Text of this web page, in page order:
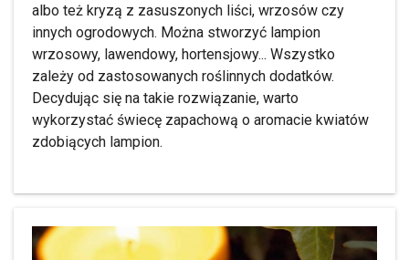
albo też kryzą z zasuszonych liści, wrzosów czy
innych ogrodowych. Można stworzyć lampion
wrzosowy, lawendowy, hortensjowy... Wszystko
zależy od zastosowanych roślinnych dodatków.
Decydując się na takie rozwiązanie, warto
wykorzystać świecę zapachową o aromacie kwiatów
zdobiących lampion.